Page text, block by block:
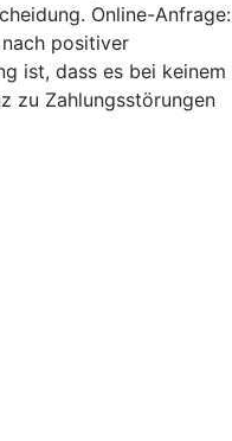
Online-Anfrage:
nach positiver
ist, dass es bei keinem
zu Zahlungsstörungen